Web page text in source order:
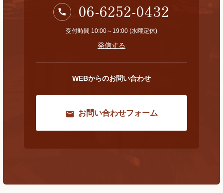
06-6252-0432
受付時間 10:00～19:00 (水曜定休)
発信する
WEBからのお問い合わせ
お問い合わせフォーム